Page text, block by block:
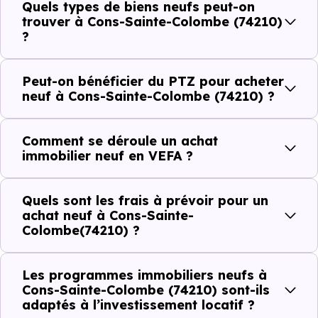
établissements scolaires. Des équipements du quotidien
qui constituent autant d'arguments concrets pour habiter
ou investir dans la commune.
Combien coûte un logement à Cons-Sainte-
Colombe (74210) ?
prix à connaître pour un achat immobilier à Cons-Sainte-
Colombe (74210) :
Prix
minimum
Prix
moyen
Prix
maximum
Quels types de biens neufs peut-on
trouver à Cons-Sainte-Colombe (74210)
?
Peut-on bénéficier du PTZ pour acheter
neuf à Cons-Sainte-Colombe (74210) ?
Comment se déroule un achat
immobilier neuf en VEFA ?
Quels sont les frais à prévoir pour un
achat neuf à Cons-Sainte-
Colombe(74210) ?
Les programmes immobiliers neufs à
Cons-Sainte-Colombe (74210) sont-ils
adaptés à l’investissement locatif ?